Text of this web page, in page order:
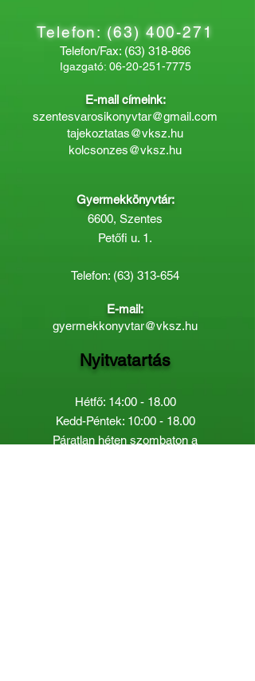
Telefon:(63) 400-271
Telefon/Fax: (63) 318-866
Igazgató: 06-20-251-7775
E-mail címeink:
szentesvarosikonyvtar@gmail.com
tajekoztatas@vksz.hu
kolcsonzes@vksz.hu
Gyermekkönyvtár:
6600, Szentes
Petőfi u. 1.
Telefon: (63) 313-654
E-mail:
gyermekkonyvtar@vksz.hu
Nyitvatartás
Hétfő: 14:00 - 18.00
Kedd-Péntek: 10:00 - 18.00
Páratlan héten szombaton a